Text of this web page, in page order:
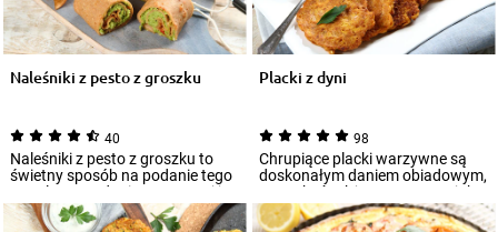
Naleśniki z pesto z groszku
40
Naleśniki z pesto z groszku to
świetny sposób na podanie tego
popularnego dania. Przygotuj je z
m...
Placki z dyni
98
Chrupiące placki warzywne są
doskonałym daniem obiadowym,
mogą być także serwowane jako
zdrowy do...